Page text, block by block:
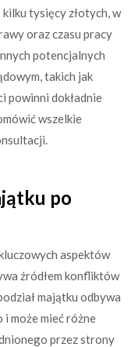
tysięcy złotych, w
oraz czasu pracy
potencjalnych
takich jak
powinni dokładnie
wszelkie
po
aspektów
źródłem konfliktów
majątku odbywa
może mieć różne
przez strony